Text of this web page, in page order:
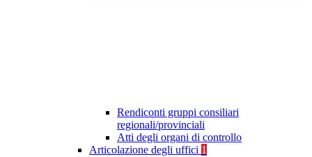
Rendiconti gruppi consiliari
regionali/provinciali
Atti degli organi di controllo
Articolazione degli uffici 1